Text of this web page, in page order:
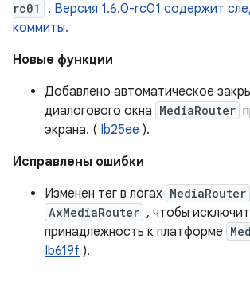
rc01
. Версия 1.6.0-rc01 содержит
коммиты.
Новые функции
Добавлено автоматическое
диалогового окна MediaRouter
экрана. ( Ib25ee ).
Исправлены ошибки
Изменен тег в логах MediaRouter
AxMediaRouter , чтобы
принадлежность к платформе
Ib619f ).